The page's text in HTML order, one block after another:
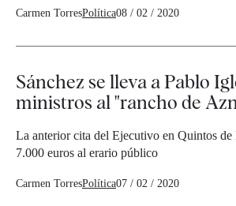
Carmen TorresPolítica08 / 02 / 2020
Sánchez se lleva a Pablo
ministros al "rancho de
La anterior cita del Ejecutivo en Quintos de
7.000 euros al erario público
Carmen TorresPolítica07 / 02 / 2020